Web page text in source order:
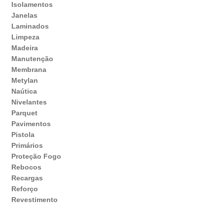
Isolamentos
Janelas
Laminados
Limpeza
Madeira
Manutenção
Membrana
Metylan
Naútica
Nivelantes
Parquet
Pavimentos
Pistola
Primários
Proteção Fogo
Rebocos
Recargas
Reforço
Revestimento